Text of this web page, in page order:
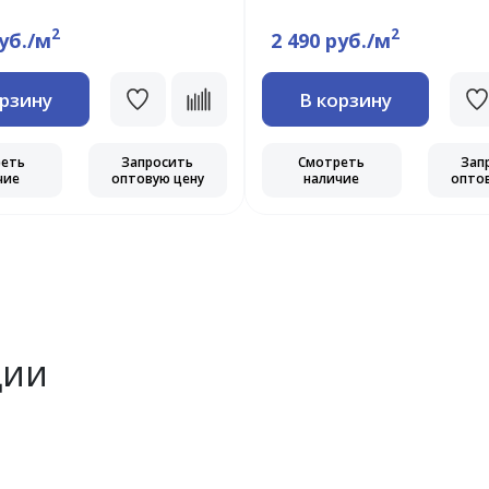
м2
Запросить
оптовую цену
2 490 руб./м2
В корзину
Смотреть
наличие